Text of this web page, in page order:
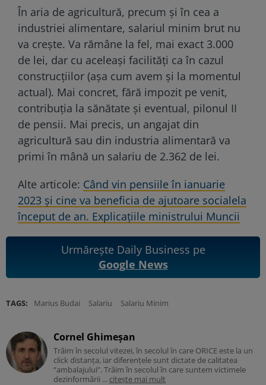
În aria de agricultură, precum și în cea a
industriei alimentare, salariul minim brut nu
va crește. Va rămâne la fel, mai exact 3.000
de lei, dar cu aceleași facilități ca în cazul
construcțiilor (așa cum avem și la momentul
actual). Mai concret, fără impozit pe venit,
contribuția la sănătate și eventual, pilonul II
de pensii. Mai precis, un angajat din
agricultură sau din industria alimentară va
primi în mână un salariu de 2.362 de lei.
Alte articole: Când vin pensiile în ianuarie
2023 şi cine va beneficia de ajutoare socialela
început de an. Explicaţiile ministrului Muncii
Urmărește Daily Business pe
Google News
TAGS: Marius Budai Salariu Salariu Minim
Cornel Ghimeșan
Trăim în secolul vitezei, în secolul în care ORICE este la un
click distanța, iar diferențele sunt dictate de calitatea
“ambalajului”. Trăim în secolul în care suntem victimele
dezinformării ... citește mai mult